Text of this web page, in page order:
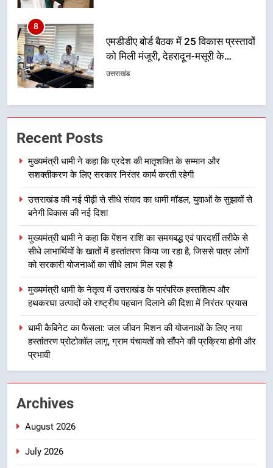
1
मुख्यमंत्री धामी ने कहा कि प्रदेश की
मातृशक्ति के सम्मान और सशक्तीकरण के
लिए सरकार निरंतर कार्य करती रहेगी
उत्तराखंड
2
उत्तराखंड
मुख्यमंत्री धामी ने कहा कि पेंशन राशि का
समयबद्ध एवं पारदर्शी तरीके से सीधे
लाभार्थियों के खातों में हस्तांतरण किया जा
रहा है, जिससे पात्र लोगों को सरकारी
योजनाओं का सीधे लाभ मिल रहा है
उत्तराखंड
4
मुख्यमंत्री धामी के नेतृत्व में उत्तराखंड के
पारंपरिक हस्तशिल्प और हथकरघा उत्पादों
को राष्ट्रीय पहचान दिलाने की दिशा में
निरंतर प्रयास
5
6
Recent Posts
मुख्यमंत्री धामी ने कहा कि प्रदेश की मातृशक्ति के सम्मान और
सशक्तीकरण के लिए सरकार निरंतर कार्य करती रहेगी
उत्तराखंड की नई पीढ़ी से सीधे संवाद का धामी मॉडल, युवाओं के सुझावों से
बनेगी विकास की नई दिशा
मुख्यमंत्री धामी ने कहा कि पेंशन राशि का समयबद्ध एवं पारदर्शी तरीके से
सीधे लाभार्थियों के खातों में हस्तांतरण किया जा रहा है, जिससे पात्र लोगों
को सरकारी योजनाओं का सीधे लाभ मिल रहा है
मुख्यमंत्री धामी के नेतृत्व में उत्तराखंड के पारंपरिक हस्तशिल्प और
हथकरघा उत्पादों को राष्ट्रीय पहचान दिलाने की दिशा में निरंतर प्रयास
धामी कैबिनेट का फैसला: जल जीवन मिशन की योजनाओं के लिए नया
हस्तांतरण प्रोटोकॉल लागू, ग्राम पंचायतों को सौंपने की प्रक्रिया होगी और
प्रभावी
Archives
August 2026
July 2026